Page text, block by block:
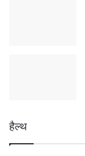
हैल्थ